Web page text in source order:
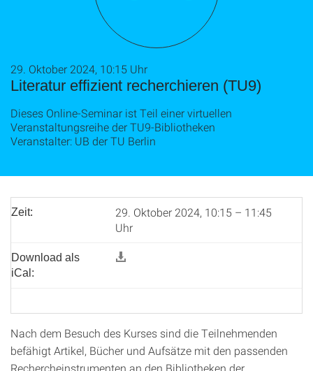
Literatur effizient recherchieren (TU9)
29. Oktober 2024, 10:15 Uhr
Dieses Online-Seminar ist Teil einer virtuellen
Veranstaltungsreihe der TU9-Bibliotheken
Veranstalter: UB der TU Berlin
Zeit:
29. Oktober 2024, 10:15 – 11:45
Uhr
Download als
iCal:
Nach dem Besuch des Kurses sind die Teilnehmenden
befähigt Artikel, Bücher und Aufsätze mit den passenden
Rechercheinstrumenten an den Bibliotheken der